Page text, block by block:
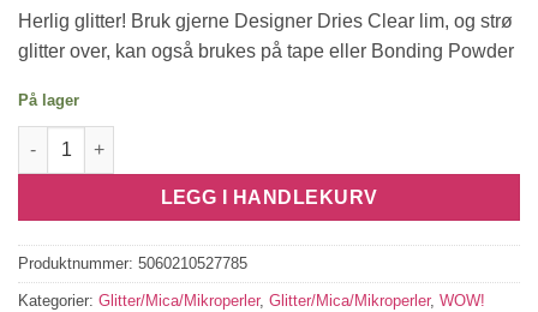
Herlig glitter! Bruk gjerne Designer Dries Clear lim, og strø
glitter over, kan også brukes på tape eller Bonding Powder
På lager
WOW Sparkles Glitter - All That Jazz SPRK006 antall
LEGG I HANDLEKURV
Produktnummer: 5060210527785
Kategorier: Glitter/Mica/Mikroperler, Glitter/Mica/Mikroperler, WOW!